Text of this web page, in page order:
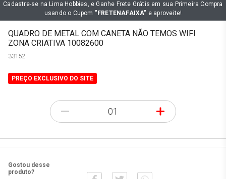
Cadastre-se na Lima Hobbies, e Ganhe Frete Grátis em sua Primeira Compra
usando o Cupom "FRETENAFAIXA" e aproveite!
QUADRO DE METAL COM CANETA NÃO TEMOS WIFI
ZONA CRIATIVA 10082600
33152
PREÇO EXCLUSIVO DO SITE
- +
Gostou desse
produto?